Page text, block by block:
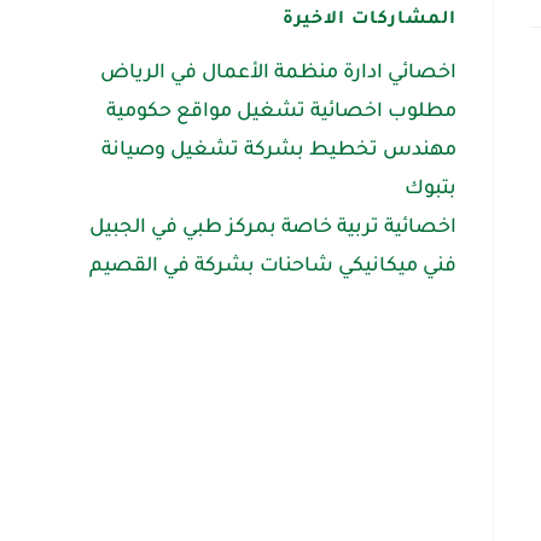
المشاركات الاخيرة
اخصائي ادارة منظمة الأعمال في الرياض
مطلوب اخصائية تشغيل مواقع حكومية
مهندس تخطيط بشركة تشغيل وصيانة
بتبوك
اخصائية تربية خاصة بمركز طبي في الجبيل
فني ميكانيكي شاحنات بشركة في القصيم